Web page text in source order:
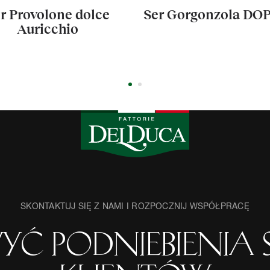
Ser Gorgonzola
Bavarese Piccante
Ser Gorgonzola
SKONTAKTUJ SIĘ Z NAMI I ROZPOCZNIJ WSPÓŁPRACĘ
podniebienia